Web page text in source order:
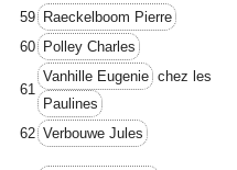
59
Raeckelboom Pierre
60 Polley Charles
61
Vanhille Eugenie chez les
Paulines
62 Verbouwe Jules